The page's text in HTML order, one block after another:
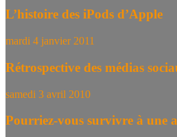
L’histoire des iPods d’Apple
mardi 4 janvier 2011
Rétrospective des médias
samedi 3 avril 2010
Pourriez-vous survivre à une